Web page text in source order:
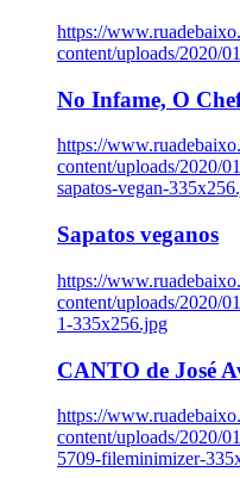
https://
content/uploads/2020/
No Infame, O
https://
content/uploads/2020/
sapatos-vegan-
Sapatos veganos
https://
content/uploads/2020/
1-335x256.jpg
CANTO de José
https://
content/uploads/2020/
5709-fileminimizer-